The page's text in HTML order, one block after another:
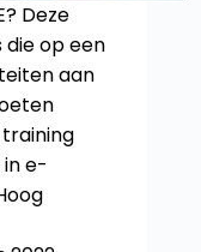
Deze
op een
aan
e-